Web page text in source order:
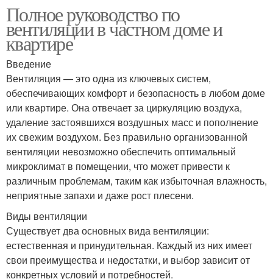
Полное руководство по
вентиляции в частном доме и
квартире
Введение
Вентиляция — это одна из ключевых систем,
обеспечивающих комфорт и безопасность в любом доме
или квартире. Она отвечает за циркуляцию воздуха,
удаление застоявшихся воздушных масс и пополнение
их свежим воздухом. Без правильно организованной
вентиляции невозможно обеспечить оптимальный
микроклимат в помещении, что может привести к
различным проблемам, таким как избыточная влажность,
неприятные запахи и даже рост плесени.
Виды вентиляции
Существует два основных вида вентиляции:
естественная и принудительная. Каждый из них имеет
свои преимущества и недостатки, и выбор зависит от
конкретных условий и потребностей.